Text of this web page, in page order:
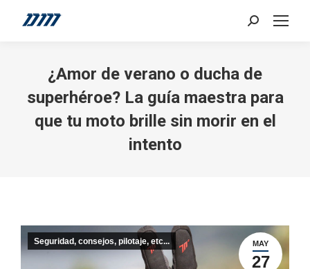
Search:
¿Amor de verano o ducha de
superhéroe? La guía maestra para
que tu moto brille sin morir en el
intento
MAY
27
Seguridad, consejos, pilotaje, etc...